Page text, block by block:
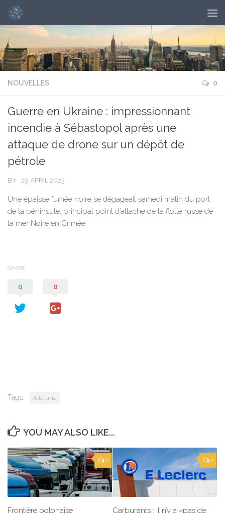
NOUVELLES 0
Guerre en Ukraine : impressionnant
incendie à Sébastopol après une
attaque de drone sur un dépôt de
pétrole
BY · 29 APRIL 2023
Une épaisse fumée noire se dégageait samedi matin du port
de la péninsule, principal point d’attache de la flotte russe de
la mer Noire en Crimée.
SHARE
0 0
Tags: A la une
YOU MAY ALSO LIKE...
0
Frontière polonaise
0
Carburants : il n’y a «pas de